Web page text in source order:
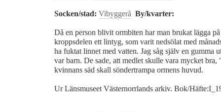
Socken/stad: Vibyggerå By/kvarter:
Då en person blivit ormbiten har man brukat lägga
kroppsdelen ett lintyg, som varit nedsölat med
ha fuktat linnet med vatten. Jag såg själv en gumma
var barn. De sade, att medlet skulle vara mycket
kvinnans säd skall söndertrampa ormens huvud.
Ur Länsmuseet Västernorrlands arkiv. Bok/